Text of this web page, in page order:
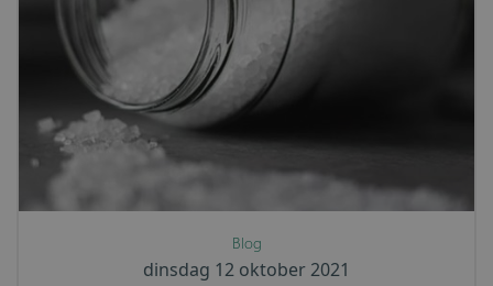
Blog
dinsdag 12 oktober 2021